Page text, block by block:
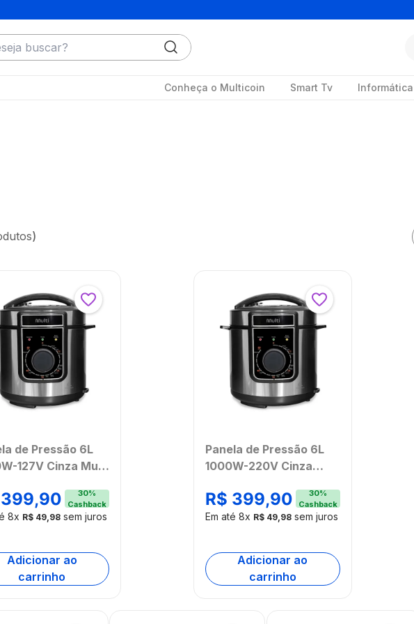
buscar?
Conheça o Multicoin Smart Tv Informática
de Pressão 6L
127V Cinza Multi
399,90 30%
Cashback
8x R$ 49,98 sem juros
Adicionar ao
carrinho
Panela de Pressão 6L
1000W-220V Cinza
[Reembalado]
R$ 399,90 30%
Cashback
Em até 8x R$ 49,98sem juros
Adicionar ao
carrinho